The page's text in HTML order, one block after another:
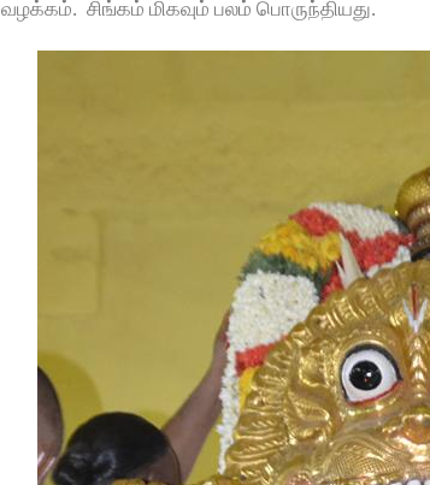
வழக்கம். சிங்கம் மிகவும் பலம் பொருந்தியது.